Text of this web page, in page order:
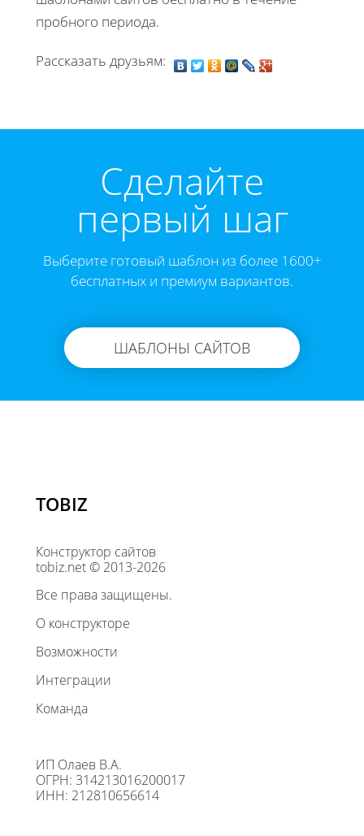
пробного периода.
Рассказать друзьям:
Cделайте
первый шаг
Выберите готовый шаблон из более 1600+
бесплатных и премиум вариантов.
ШАБЛОНЫ САЙТОВ
TOBIZ
Конструктор сайтов
tobiz.net © 2013-2026
Все права защищены.
О конструкторе
Возможности
Интеграции
Команда
ИП Олаев В.А.
ОГРН: 314213016200017
ИНН: 212810656614